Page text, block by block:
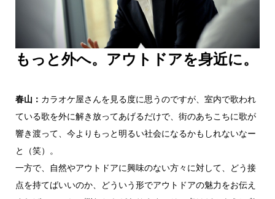
もっと外へ。アウトドアを身近に。
春山： カラオケ屋さんを見る度に思うのですが、室内で歌われ
ている歌を外に解き放ってあげるだけで、街のあちこちに歌が
響き渡って、今よりもっと明るい社会になるかもしれないなー
と（笑）。
一方で、自然やアウトドアに興味のない方々に対して、どう接
点を持てばいいのか、どういう形でアウトドアの魅力をお伝え